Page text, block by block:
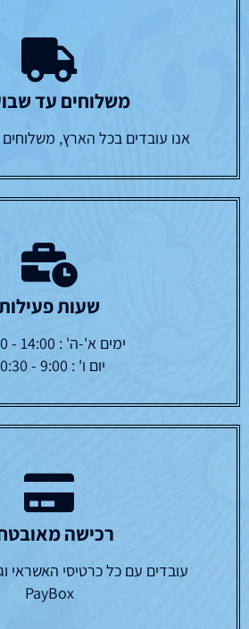
משלוחים עד
אנו עובדים בכל הארץ,
שעות
ימים א'-ה' : 14:00 - 19:00
יום ו' : 9:00 - 10:30
רכישה
PayBox